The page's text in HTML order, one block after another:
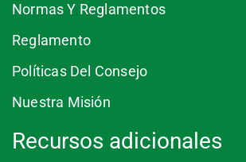
Normas Y Reglamentos
Reglamento
Políticas Del Consejo
Nuestra Misión
Recursos adicionales